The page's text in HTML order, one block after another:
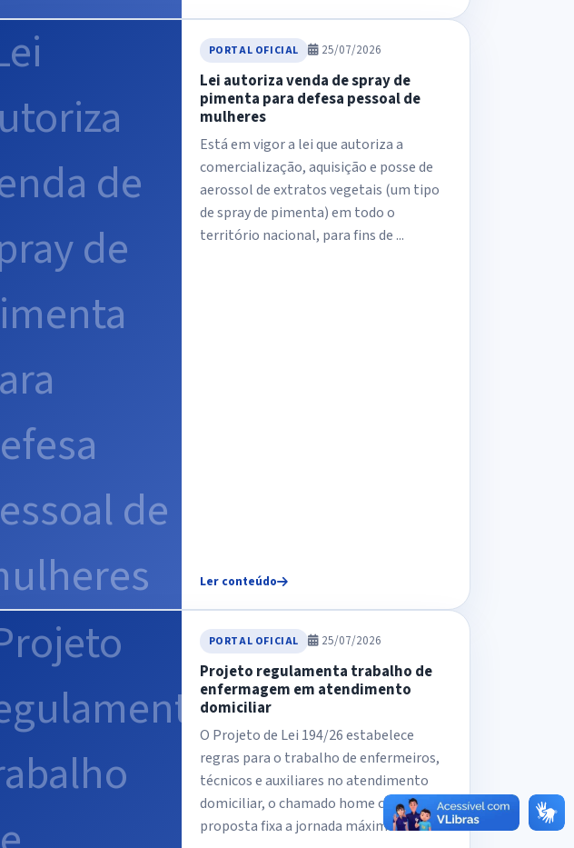
PORTAL OFICIAL 25/07/2026
Lei autoriza venda de spray de
pimenta para defesa pessoal de
mulheres
Está em vigor a lei que autoriza a
comercialização, aquisição e posse de
aerossol de extratos vegetais (um tipo
de spray de pimenta) em todo o
território nacional, para fins de ...
Ler conteúdo
PORTAL OFICIAL 25/07/2026
Projeto regulamenta trabalho de
enfermagem em atendimento
domiciliar
O Projeto de Lei 194/26 estabelece
regras para o trabalho de enfermeiros,
técnicos e auxiliares no atendimento
domiciliar, o chamado home care. A
proposta fixa a jornada máxima ...